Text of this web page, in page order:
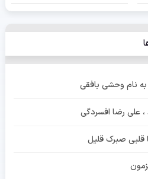
به نام وحشی بافقی
، علی رضا افسردگی
قلبی صبرک قلیل